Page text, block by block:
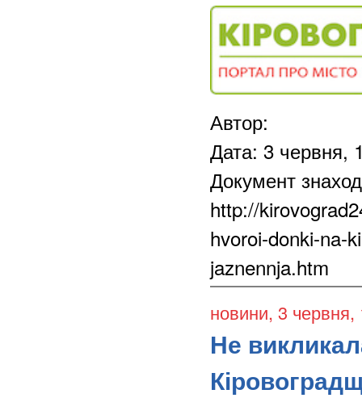
Автор:
Дата: 3 червня,
Документ
http://
hvoroi-donki-na-
jaznennja.htm
новини, 3 червня,
Не